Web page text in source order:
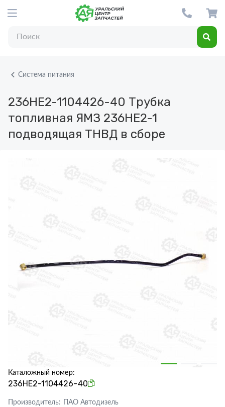
Система питания
236НЕ2-1104426-40 Трубка
топливная ЯМЗ 236НЕ2-1
подводящая ТНВД в сборе
Каталожный номер:
236НЕ2-1104426-40
Производитель:
ПАО Автодизель